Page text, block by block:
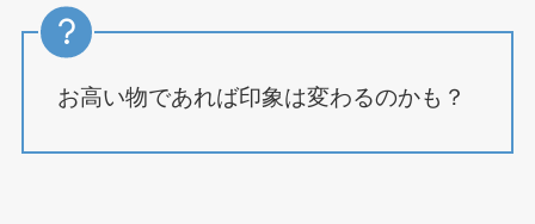
お高い物であれば印象は変わるのかも？